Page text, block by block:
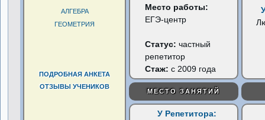
АЛГЕБРА
ГЕОМЕТРИЯ
ПОДРОБНАЯ АНКЕТА
ОТЗЫВЫ УЧЕНИКОВ
Место работы:
ЕГЭ-центр
Статус:частный
репетитор
Стаж: с 2009 года
МЕСТО ЗАНЯТИЙ
У Репетитора: